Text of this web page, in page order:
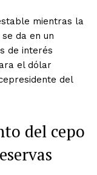
mientras la
da en un
de interés
el dólar
del
del cepo